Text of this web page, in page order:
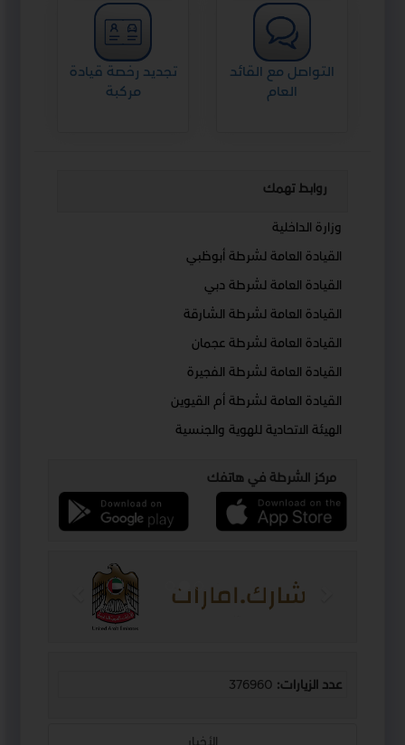
التواصل مع القائد
العام
تجديد رخصة قيادة
مركبة
روابط تهمك
وزارة الداخلية
القيادة العامة لشرطة أبوظبي
القيادة العامة لشرطة دبي
القيادة العامة لشرطة الشارقة
القيادة العامة لشرطة عجمان
القيادة العامة لشرطة الفجيرة
القيادة العامة لشرطة أم القيوين
الهيئة الاتحادية للهوية والجنسية
مركز الشرطة في هاتفك
السابق
عدد الزيارات:376960